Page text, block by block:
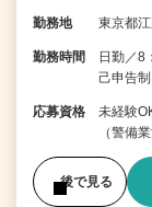
勤務地 東京都
勤務時間
日勤／8
己申告
応募資格
未経験
（警備
後で見る